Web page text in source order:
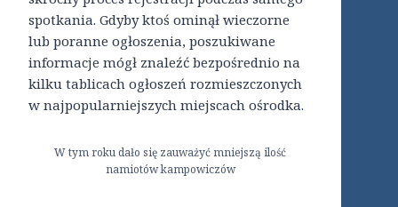
spotkania. Gdyby ktoś ominął wieczorne
lub poranne ogłoszenia, poszukiwane
informacje mógł znaleźć bezpośrednio na
kilku tablicach ogłoszeń rozmieszczonych
w najpopularniejszych miejscach ośrodka.
W tym roku dało się zauważyć mniejszą ilość
namiotów kampowiczów